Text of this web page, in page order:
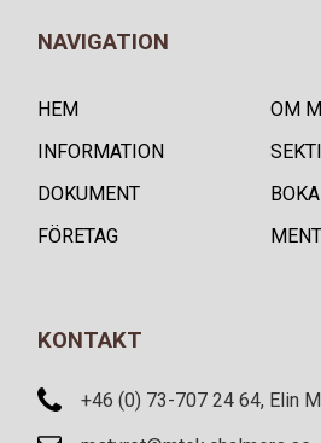
NAVIGATION
HEM
OM
INFORMATION
DOKUMENT
BOKA
FÖRETAG
KONTAKT
+46 (0) 73-707 24 64, Elin